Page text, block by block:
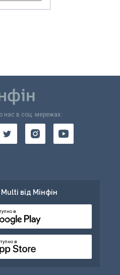
нас в соц. мережах:
від Мінфін
в
в